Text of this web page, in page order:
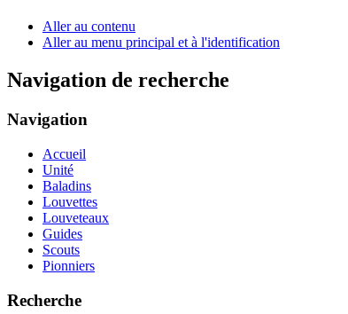
Aller au contenu
Aller au menu principal et à l'identification
Navigation de recherche
Navigation
Accueil
Unité
Baladins
Louvettes
Louveteaux
Guides
Scouts
Pionniers
Recherche